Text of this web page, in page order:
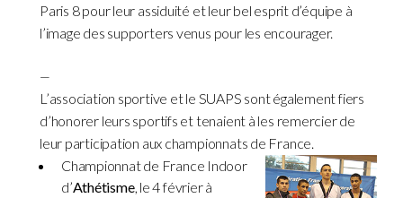
Paris 8 pour leur assiduité et leur bel esprit d’équipe à
l’image des supporters venus pour les encourager.
—
L’association sportive et le SUAPS sont également fiers
d’honorer leurs sportifs et tenaient à les remercier de
leur participation aux championnats de France.
Championnat de France Indoor
d’Athétisme, le 4 février à